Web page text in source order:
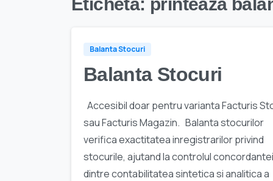
Balanta Stocuri
Balanta Stocuri
Accesibil doar pentru varianta Facturis
sau Facturis Magazin. Balanta stocurilor
verifica exactitatea inregistrarilor privind
stocurile, ajutand la controlul concordantei
dintre contabilitatea sintetica si analitica a